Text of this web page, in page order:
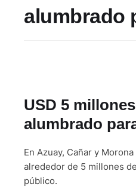
alumbrado
USD 5
alumbrado
En Azuay, Cañar y
alrededor de 5 millones
público.